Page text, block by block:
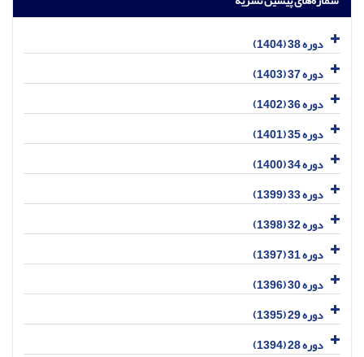
دوره 38 (1404)
دوره 37 (1403)
دوره 36 (1402)
دوره 35 (1401)
دوره 34 (1400)
دوره 33 (1399)
دوره 32 (1398)
دوره 31 (1397)
دوره 30 (1396)
دوره 29 (1395)
دوره 28 (1394)